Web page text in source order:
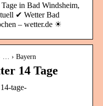
in Bad Windsheim,
✔ Wetter Bad
– wetter.de ☀
… › Bayern
14 Tage
tage-